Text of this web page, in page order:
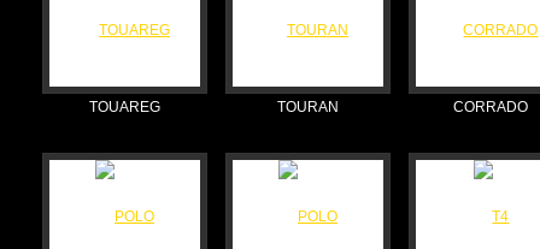
TOUAREG TOURAN CORRADO